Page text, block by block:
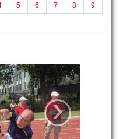
5 6 7 8 9
›